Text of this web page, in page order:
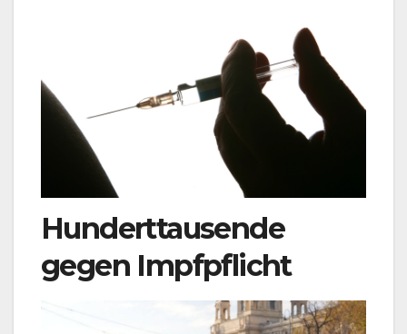
Hunderttausende
gegen Impfpflicht